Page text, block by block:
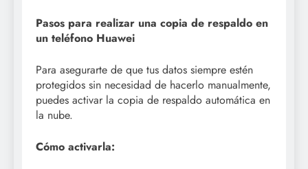
Pasos para realizar una copia de respaldo en
un teléfono Huawei
Para asegurarte de que tus datos siempre estén
protegidos sin necesidad de hacerlo manualmente,
puedes activar la copia de respaldo automática en
la nube.
Cómo activarla: